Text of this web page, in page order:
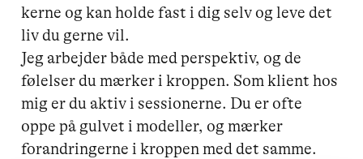
kerne og kan holde fast i dig selv og leve det
liv du gerne vil.
Jeg arbejder både med perspektiv, og de
følelser du mærker i kroppen. Som klient hos
mig er du aktiv i sessionerne. Du er ofte
oppe på gulvet i modeller, og mærker
forandringerne i kroppen med det samme.